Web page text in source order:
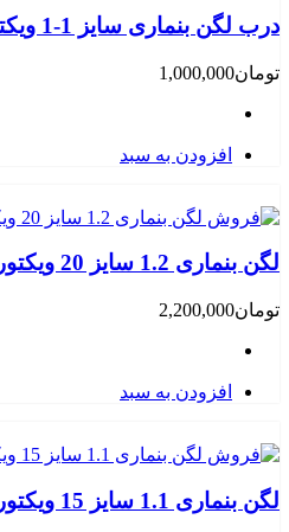
درب لگن بنماری سایز 1-1 ویکتور
تومان1,000,000
افزودن به سبد
لگن بنماری 1.2 سایز 20 ویکتور
تومان2,200,000
افزودن به سبد
لگن بنماری 1.1 سایز 15 ویکتور